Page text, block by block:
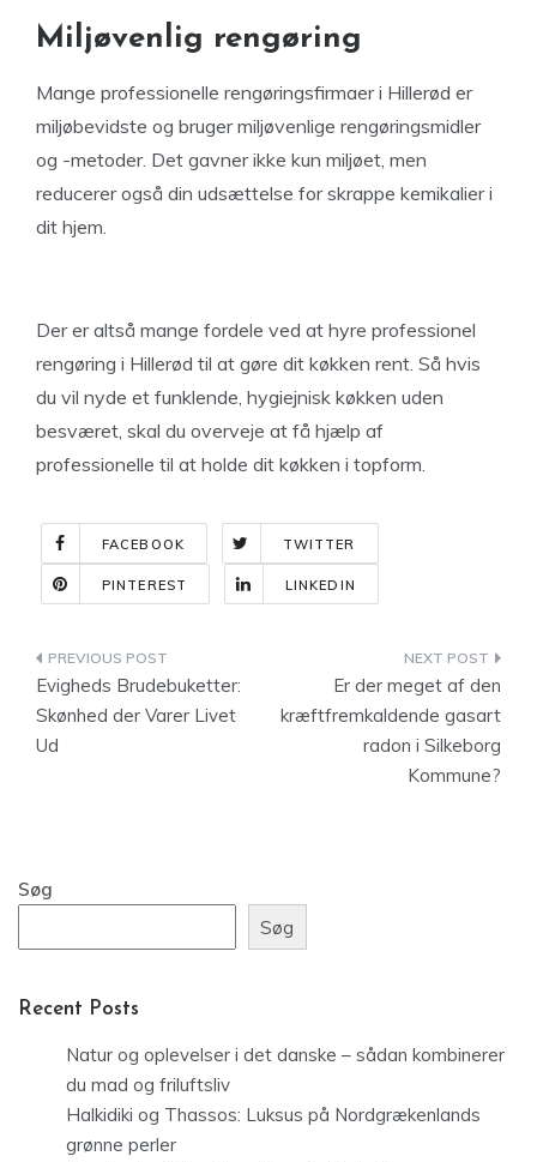
Miljøvenlig rengøring
Mange professionelle rengøringsfirmaer i Hillerød er
miljøbevidste og bruger miljøvenlige rengøringsmidler
og -metoder. Det gavner ikke kun miljøet, men
reducerer også din udsættelse for skrappe kemikalier i
dit hjem.
Der er altså mange fordele ved at hyre professionel
rengøring i Hillerød til at gøre dit køkken rent. Så hvis
du vil nyde et funklende, hygiejnisk køkken uden
besværet, skal du overveje at få hjælp af
professionelle til at holde dit køkken i topform.
FACEBOOK TWITTER
PINTEREST LINKEDIN
Indlægsnavigation
Evigheds Brudebuketter:
Skønhed der Varer Livet
Ud
Er der meget af den
kræftfremkaldende gasart
radon i Silkeborg
Kommune?
Søg
Søg
Recent Posts
Natur og oplevelser i det danske – sådan kombinerer
du mad og friluftsliv
Halkidiki og Thassos: Luksus på Nordgrækenlands
grønne perler